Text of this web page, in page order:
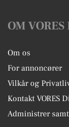
OM
Om os
For annoncører
Vilkår og
Kontakt VORES
Administrer